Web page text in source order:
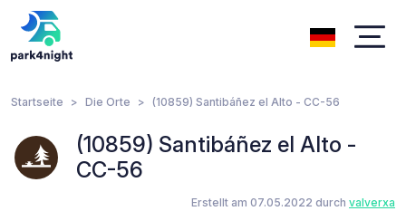
Startseite Die Orte (10859) Santibáñez el Alto - CC-56
(10859) Santibáñez el Alto -
CC-56
Erstellt am 07.05.2022 durch valverxa